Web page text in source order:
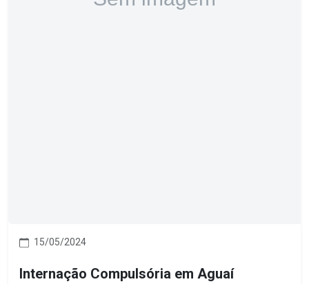
15/05/2024
Internação Compulsória em Aguaí